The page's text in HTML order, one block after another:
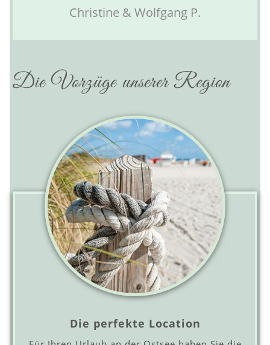
Christine & Wolfgang P.
Die Vorzüge unserer Region
Die perfekte Location